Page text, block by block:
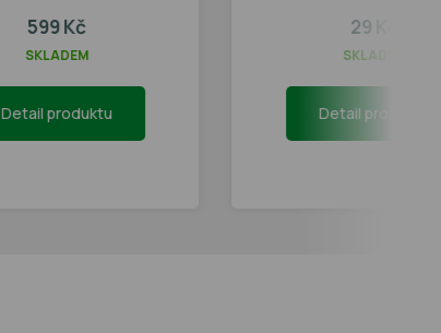
599 Kč
SKLADEM
Detail produktu
29 Kč
SKLADEM
Detail produktu